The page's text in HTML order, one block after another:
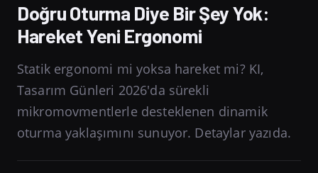
Doğru Oturma Diye Bir Şey Yok:
Hareket Yeni Ergonomi
Statik ergonomi mi yoksa hareket mi? KI,
Tasarım Günleri 2026'da sürekli
mikromovmentlerle desteklenen dinamik
oturma yaklaşımını sunuyor. Detaylar yazıda.